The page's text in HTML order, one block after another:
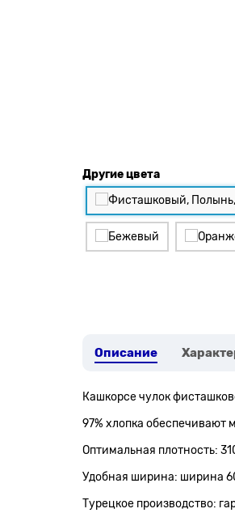
Другие цвета
Описание
Кашкорсе чулок
97% хлопка обеспечивают
Оптимальная плотность:
Удобная ширина: ширина
Турецкое производство: